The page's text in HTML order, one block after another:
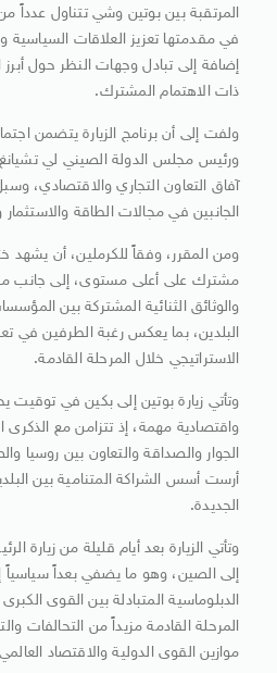
المرتقبة بين بوتين وشي تتناول عدداً من
في مقدمتها تعزيز العلاقات السياسية
إضافة إلى تبادل وجهات النظر حول أبرز
ذات الاهتمام المشترك.
ولفت إلى أن برنامج الزيارة يتضمن
ورئيس مجلس الدولة الصيني لي
آفاق التعاون التجاري والاقتصادي،
الجانبين في مجالات الطاقة والاستثمار
ومن المقرر، وفقاً للكرملين، أن يشهد
مشترك على أعلى مستوى، إلى جانب
والوثائق الثنائية المشتركة بين
البلدين، بما يعكس رغبة الطرفين في
الاستراتيجي خلال المرحلة القادمة.
وتأتي زيارة بوتين إلى بكين في توقيت
الجوار والصداقة والتعاون بين روسيا
أرست أسس الشراكة المتنامية بين
الجديدة.
وتأتي الزيارة بعد أيام قليلة من زيارة
إلى الصين، وهو ما يضفي بعداً سياسياً
الدبلوماسية المتبادلة بين القوى
المرحلة القادمة مزيداً من التحالفات
موازين القوى الدولية والاقتصاد